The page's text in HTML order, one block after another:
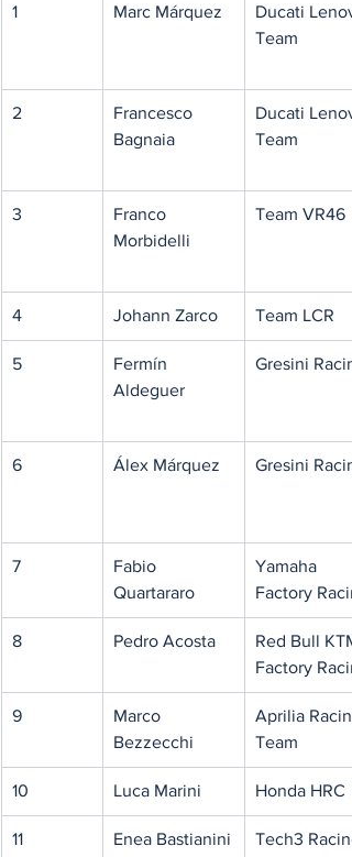
1 Marc Márquez
Ducati
Team
2
Francesco
Bagnaia
Ducati
Team
3
Franco
Morbidelli
Team VR46
4 Johann Zarco Team LCR
5
Fermín
Aldeguer
Gresini
6 Álex Márquez Gresini
7
Fabio
Quartararo
Yamaha
Factory
8 Pedro Acosta
Red Bull
Factory
9
Marco
Bezzecchi
Aprilia
Team
10 Luca Marini Honda HRC
11 Enea Bastianini Tech3 Racing